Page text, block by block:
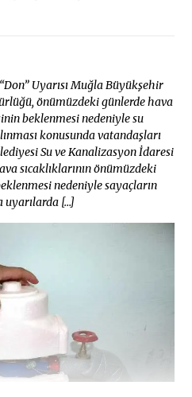
Uyarısı Muğla Büyükşehir
önümüzdeki günlerde hava
beklenmesi nedeniyle su
konusunda vatandaşları
Su ve Kanalizasyon İdaresi
sıcaklıklarının önümüzdeki
nedeniyle sayaçların
uyarılarda […]